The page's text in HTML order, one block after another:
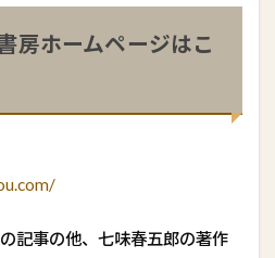
房ホームページはこ
記事の他、七味春五郎の著作